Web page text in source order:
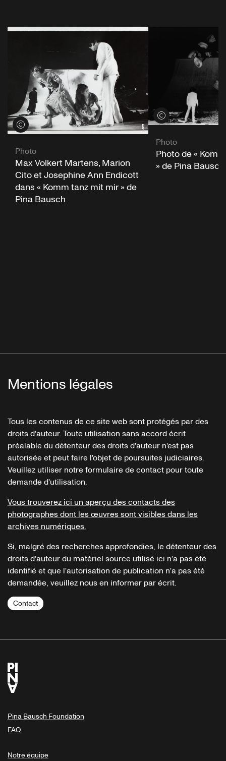
Voir les crédits
Photo
Max Volkert Martens, Marion
Cito et Josephine Ann Endicott
dans « Komm tanz mit mir » de
Pina Bausch
Voir les crédits
Photo
Photo de «
» de Pina Bausch
Mentions légales
Tous les contenus de ce site web sont protégés par des
droits d'auteur. Toute utilisation sans accord écrit
préalable du détenteur des droits d'auteur n'est pas
autorisée et peut faire l'objet de poursuites judiciaires.
Veuillez utiliser notre formulaire de contact pour toute
demande d'utilisation.
Vous trouverez ici un aperçu des contacts des
photographes dont les œuvres sont visibles dans les
archives numériques.
Si, malgré des recherches approfondies, le détenteur des
droits d'auteur du matériel source utilisé ici n'a pas été
identifié et que l'autorisation de publication n'a pas été
demandée, veuillez nous en informer par écrit.
Contact
Pina Bausch Foundation
FAQ
Notre équipe